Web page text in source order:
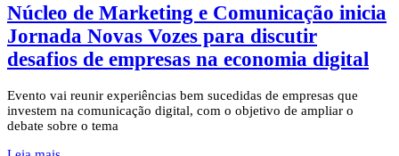
Núcleo de Marketing e Comunicação inicia
Jornada Novas Vozes para discutir
desafios de empresas na economia digital
Evento vai reunir experiências bem sucedidas de empresas que
investem na comunicação digital, com o objetivo de ampliar o
debate sobre o tema